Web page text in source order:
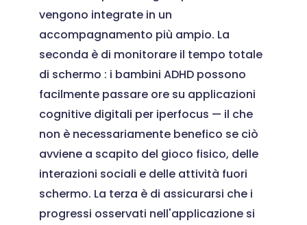
vengono integrate in un
accompagnamento più ampio. La
seconda è di monitorare il tempo totale
di schermo : i bambini ADHD possono
facilmente passare ore su applicazioni
cognitive digitali per iperfocus — il che
non è necessariamente benefico se ciò
avviene a scapito del gioco fisico, delle
interazioni sociali e delle attività fuori
schermo. La terza è di assicurarsi che i
progressi osservati nell'applicazione si